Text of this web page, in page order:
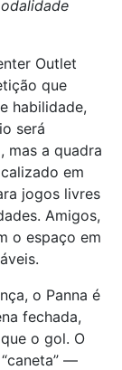
Outlet
que
habilidade,
será
mas a quadra
em
jogos livres
Amigos,
o espaço em
o Panna é
fechada,
o gol. O
—